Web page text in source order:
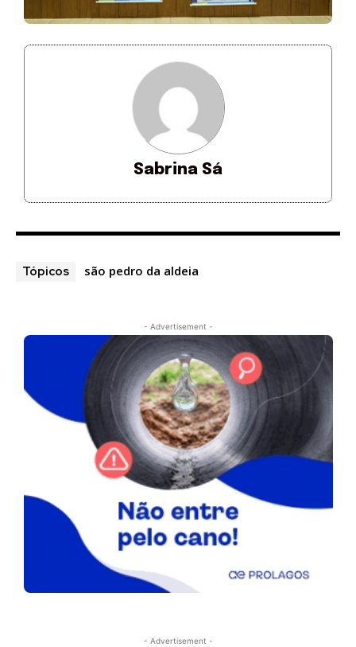
Sabrina Sá
Tópicos são pedro da aldeia
- Advertisement -
- Advertisement -